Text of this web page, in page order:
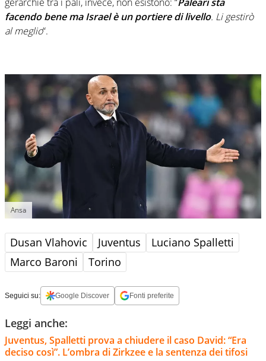
facendo bene ma Israel è un portiere di livello. Li gestirò
al meglio“.
Ansa
Dusan Vlahovic Juventus
Luciano Spalletti
Marco Baroni
Torino
Seguici su: Google Discover Fonti preferite
Leggi anche:
Juventus, Spalletti prova a chiudere il caso David: “Era
deciso così”. L’ombra di Zirkzee e la sentenza dei tifosi